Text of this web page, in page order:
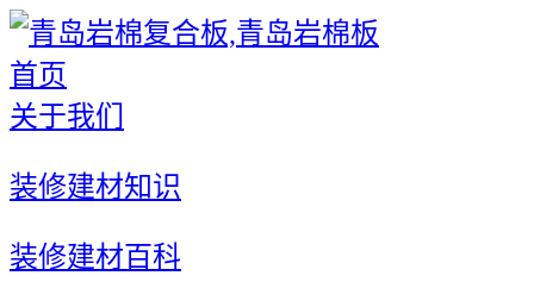
首页
关于我们
装修建材知识
装修建材百科